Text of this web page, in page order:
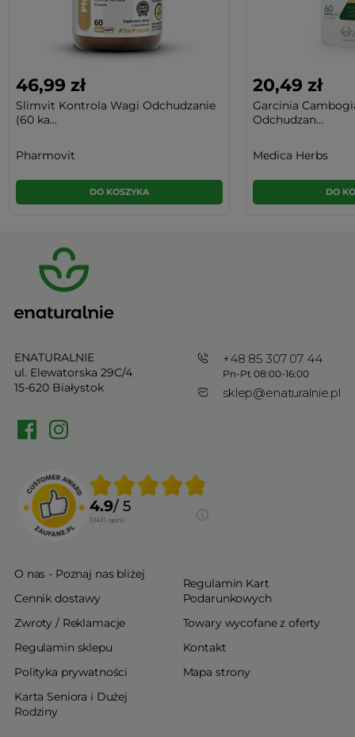
46,99 zł
Slimvit Kontrola Wagi Odchudzanie
(60 ka...
Pharmovit
DO KOSZYKA
20,49 zł
Garcinia
Odchudzan...
Medica Herbs
DO
ENATURALNIE
ul. Elewatorska 29C/4
15-620 Białystok
+48 85 307 07 44
Pn-Pt 08:00-16:00
sklep@enaturalnie.pl
4.9/ 5
10431 opinii
O nas - Poznaj nas bliżej
Cennik dostawy
Zwroty / Reklamacje
Regulamin sklepu
Polityka prywatności
Karta Seniora i Dużej
Rodziny
Regulamin Kart
Podarunkowych
Towary wycofane z oferty
Kontakt
Mapa strony